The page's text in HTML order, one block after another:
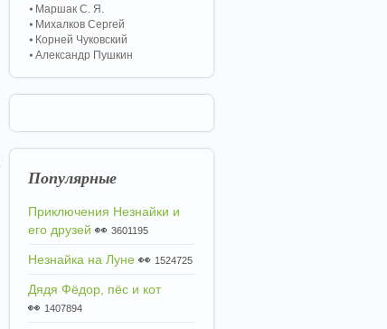
Маршак С. Я.
Михалков Сергей
Корней Чуковский
Александр Пушкин
Популярные
Приключения Незнайки и
его друзей 👀 3601195
Незнайка на Луне 👀 1524725
Дядя Фёдор, пёс и кот
👀 1407894